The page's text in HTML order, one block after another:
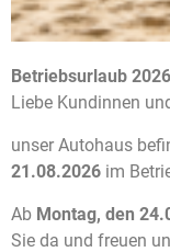
Da die Fahrzeuge
Auch die
BARKAUF
Betriebsurlaub 2026
Liebe Kundinnen
unser Autohaus
21.08.2026 im
Ab Montag, den
Sie da und freuen